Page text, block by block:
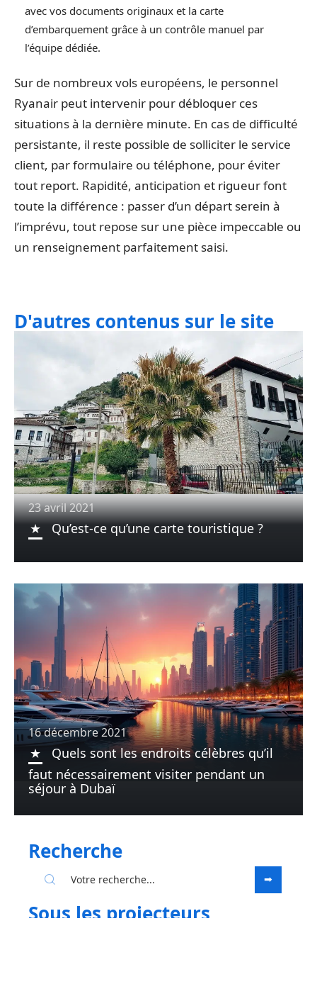
avec vos documents originaux et la carte
d’embarquement grâce à un contrôle manuel par
l’équipe dédiée.
Sur de nombreux vols européens, le personnel
Ryanair peut intervenir pour débloquer ces
situations à la dernière minute. En cas de difficulté
persistante, il reste possible de solliciter le service
client, par formulaire ou téléphone, pour éviter
tout report. Rapidité, anticipation et rigueur font
toute la différence : passer d’un départ serein à
l’imprévu, tout repose sur une pièce impeccable ou
un renseignement parfaitement saisi.
D'autres contenus sur le site
23 avril 2021
Qu’est-ce qu’une carte touristique ?
16 décembre 2021
Quels sont les endroits célèbres qu’il
faut nécessairement visiter pendant un
séjour à Dubaï
Recherche
Sous les projecteurs